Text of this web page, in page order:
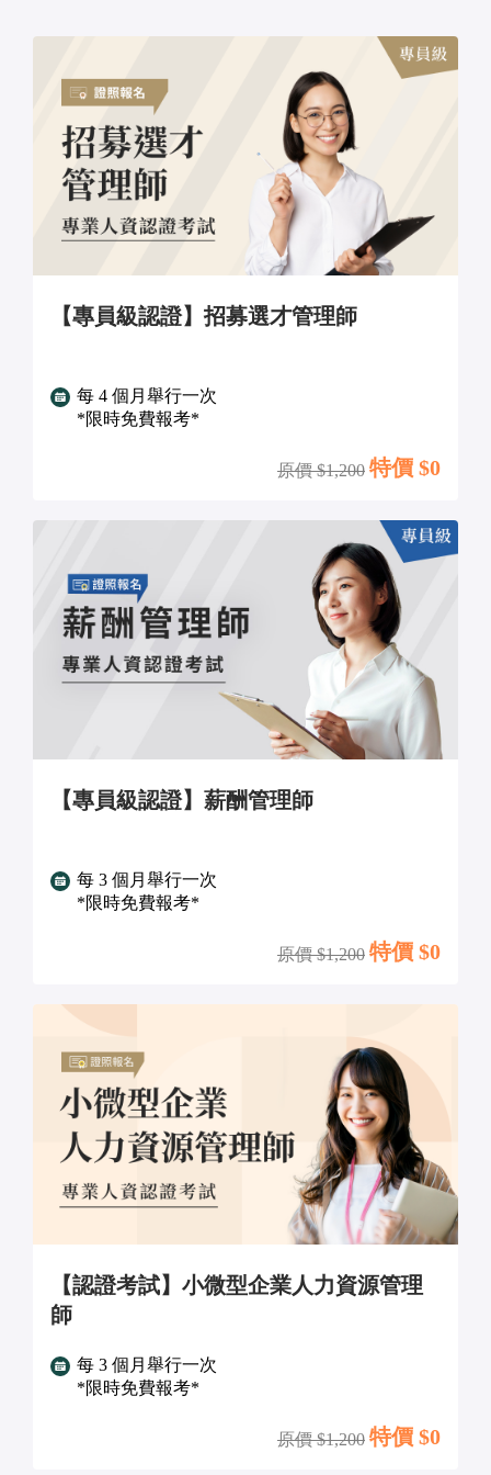
【專員級認證】招募選才管理師
每 4 個月舉行一次
*限時免費報考*
原價 $1,200 特價 $0
【專員級認證】薪酬管理師
每 3 個月舉行一次
*限時免費報考*
原價 $1,200 特價 $0
【認證考試】小微型企業人力資源管理
師
每 3 個月舉行一次
*限時免費報考*
原價 $1,200 特價 $0